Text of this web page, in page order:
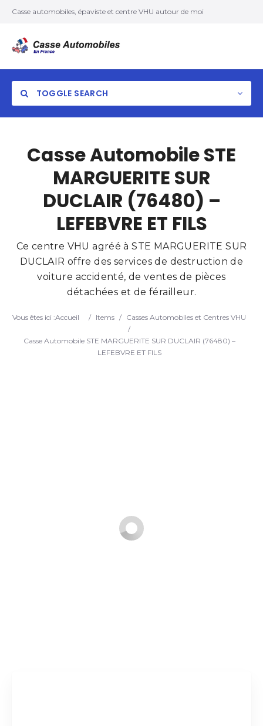
Casse automobiles, épaviste et centre VHU autour de moi
TOGGLE SEARCH
Search
Casse Automobile STE
MARGUERITE SUR
DUCLAIR (76480) –
LEFEBVRE ET FILS
Ce centre VHU agréé à STE MARGUERITE SUR
DUCLAIR offre des services de destruction de
voiture accidenté, de ventes de pièces
détachées et de férailleur.
Vous êtes ici :Accueil / Items / Casses Automobiles et Centres VHU
/
Casse Automobile STE MARGUERITE SUR DUCLAIR (76480) –
LEFEBVRE ET FILS